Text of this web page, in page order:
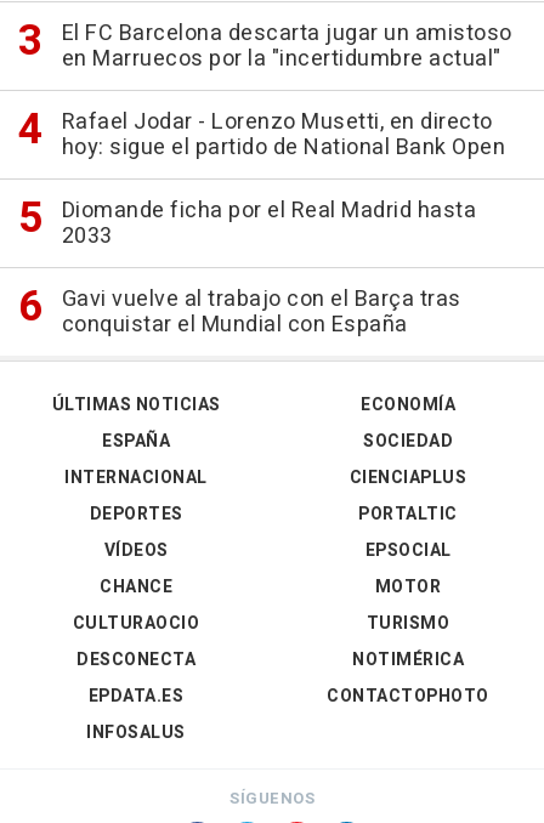
El FC Barcelona descarta jugar un amistoso
en Marruecos por la "incertidumbre actual"
Rafael Jodar - Lorenzo Musetti, en directo
hoy: sigue el partido de National Bank Open
Diomande ficha por el Real Madrid hasta
2033
Gavi vuelve al trabajo con el Barça tras
conquistar el Mundial con España
ÚLTIMAS NOTICIAS
ESPAÑA
INTERNACIONAL
DEPORTES
VÍDEOS
ECONOMÍA
SOCIEDAD
CIENCIAPLUS
PORTALTIC
EPSOCIAL
CHANCE
CULTURAOCIO
DESCONECTA
EPDATA.ES
INFOSALUS
MOTOR
TURISMO
NOTIMÉRICA
CONTACTOPHOTO
SÍGUENOS